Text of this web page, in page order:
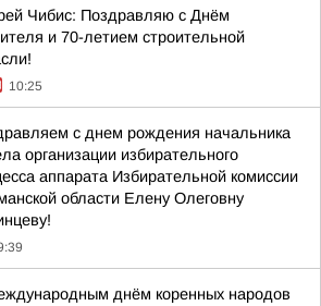
Чибис: Поздравляю с Днём
и 70-летием строительной
10:25
с днем рождения начальника
организации избирательного
аппарата Избирательной комиссии
области Елену Олеговну
днём коренных народов